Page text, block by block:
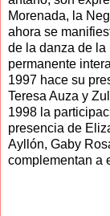
Morenada, la
ahora se
de la danza de la
permanente
1997 hace su
Teresa Auza y
1998 la
presencia de
Ayllón, Gaby
complementan a